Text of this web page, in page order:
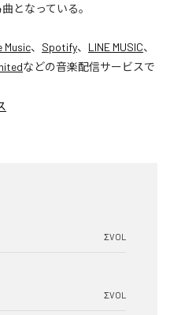
となっている。
Music、 Spotify、 LINE MUSIC、
などの音楽配信サービスで
ΣVOL
ΣVOL